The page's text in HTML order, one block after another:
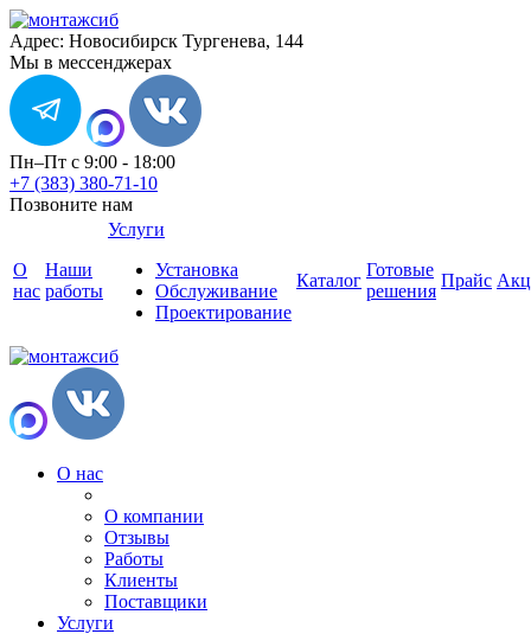
Адрес: Новосибирск Тургенева, 144
Мы в мессенджерах
Пн–Пт с 9:00 - 18:00
+7 (383) 380-71-10
Позвоните нам
О
нас
Наши
работы
Услуги
Установка
Обслуживание
Проектирование
Каталог
Готовые
решения
Прайс
О нас
О компании
Отзывы
Работы
Клиенты
Поставщики
Услуги